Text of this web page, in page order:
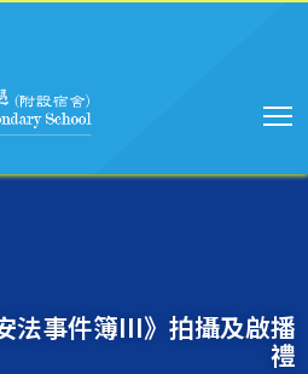
法事件簿III》拍攝及啟播
禮